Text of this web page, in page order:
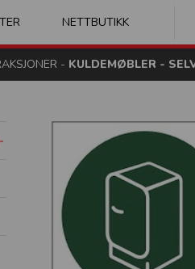
skilt
NETTBUTIKK
- KULDEMØBLER -